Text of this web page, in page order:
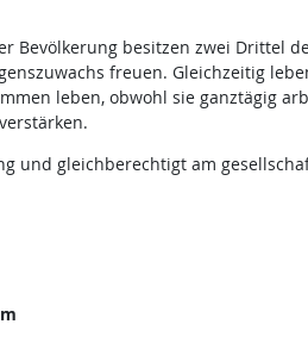
Bevölkerung besitzen zwei Drittel
freuen. Gleichzeitig
leben, obwohl sie ganztägig
und gleichberechtigt am